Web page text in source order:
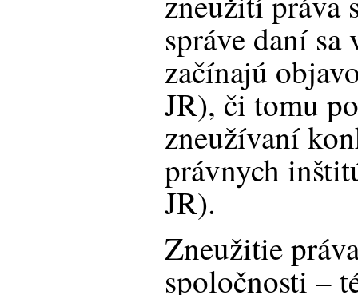
správe daní
začínajú
JR), či tomu
zneužívaní
právnych
JR).
Zneužitie
spoločnosti –